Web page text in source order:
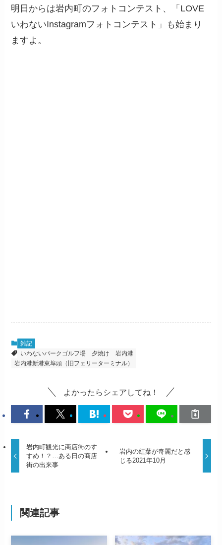
明日からは岩内町のフォトコンテスト、「LOVE
いわないInstagramフォトコンテスト」も始まり
ますよ。
雑記
いわないパークゴルフ場
夕焼け
岩内港
岩内港新港東埠頭（旧フェリーターミナル）
よかったらシェアしてね！
岩内町観光に商店街のす
すめ！？…ある日の商店
街の出来事
岩内の紅葉が奇麗だと感
じる2021年10月
関連記事